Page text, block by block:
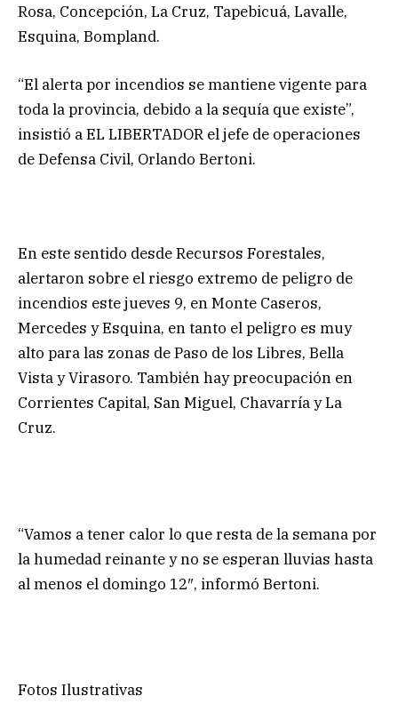
Rosa, Concepción, La Cruz, Tapebicuá, Lavalle,
Esquina, Bompland.
“El alerta por incendios se mantiene vigente para
toda la provincia, debido a la sequía que existe”,
insistió a EL LIBERTADOR el jefe de operaciones
de Defensa Civil, Orlando Bertoni.
En este sentido desde Recursos Forestales,
alertaron sobre el riesgo extremo de peligro de
incendios este jueves 9, en Monte Caseros,
Mercedes y Esquina, en tanto el peligro es muy
alto para las zonas de Paso de los Libres, Bella
Vista y Virasoro. También hay preocupación en
Corrientes Capital, San Miguel, Chavarría y La
Cruz.
“Vamos a tener calor lo que resta de la semana por
la humedad reinante y no se esperan lluvias hasta
al menos el domingo 12″, informó Bertoni.
Fotos Ilustrativas